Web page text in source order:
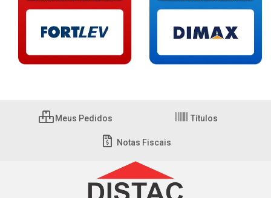
Meus Pedidos Títulos
Notas Fiscais